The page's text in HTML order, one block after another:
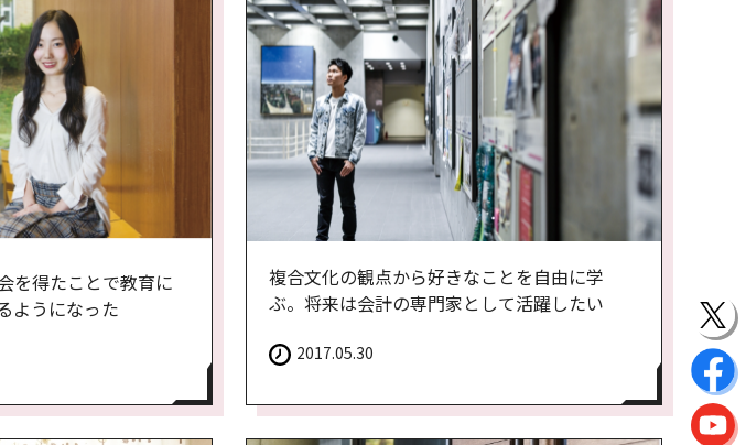
を得たことで教育に
ようになった
複合文化の観点から好きなことを自由に学
ぶ。将来は会計の専門家として活躍したい
2017.05.30